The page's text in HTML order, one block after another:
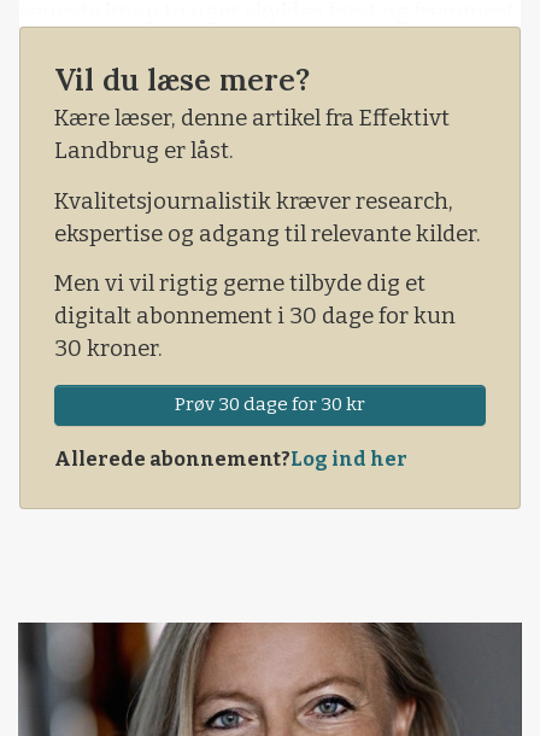
befinder sig i sin afsluttende fase.
Vil du læse mere?
Kære læser, denne artikel fra Effektivt
Landbrug er låst.
Kvalitetsjournalistik kræver research,
ekspertise og adgang til relevante kilder.
Men vi vil rigtig gerne tilbyde dig et
digitalt abonnement i 30 dage for kun
30 kroner.
Prøv 30 dage for 30 kr
Allerede abonnement?Log ind her